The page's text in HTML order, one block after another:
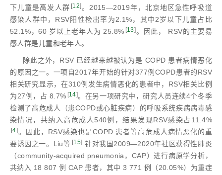
下儿童是高发人群 [12]。2015—2019年，北京地区急性呼吸道
感染人群中，RSV阳性检出率为2.1%，其中2岁以下儿童占比
52.1%，60 岁以上老年人为 25.8% [13]。因此， RSV的主要易
感人群是儿童和老年人。
除此之外，RSV 已经越来越被认为是 COPD 患者病情恶化
的原因之一。一项自2017年开始的针对377例COPD患者的RSV
相关研究显示，在310例发生病情恶化的患者中，RSV相关比例
为27例，占 8.7% [14]。在另一项研究中，研究人员连续4个冬季
检测了高危成人（患COPD或心脏疾病）的呼吸系统疾病病毒感
染情况，共纳入高危成人540例，结果发现RSV感染占11.4%
[4]。因此，RSV感染也是COPD 患者等高危成人病情恶化的重
要诱因之一。Liu等 [15] 针对我国2009—2020年社区获得性肺炎
（community-acquired pneumonia，CAP）进行病原学分析，
共纳入 18 807 例 CAP 患者，其中 3 771 例（20.05%）为重症